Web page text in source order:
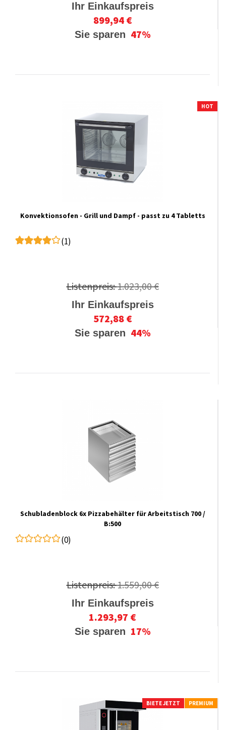
Ihr Einkaufspreis
899,94 €
Sie sparen 47%
HOT
Konvektionsofen - Grill und Dampf - passt zu 4 Tabletts
(1)
Listenpreis:1.023,00 €
Ihr Einkaufspreis
572,88 €
Sie sparen 44%
Schubladenblock 6x Pizzabehälter für Arbeitstisch 700 /
B:500
(0)
Listenpreis:1.559,00 €
Ihr Einkaufspreis
1.293,97 €
Sie sparen 17%
BIETE JETZT PREMIUM